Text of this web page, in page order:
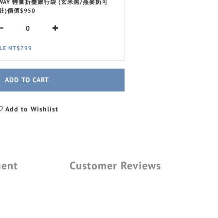
輕量折疊旅行袋 (玄米黑/燕麥奶可
)價值$950
NT$799
ADD TO CART
Add to Wishlist
Customer Reviews